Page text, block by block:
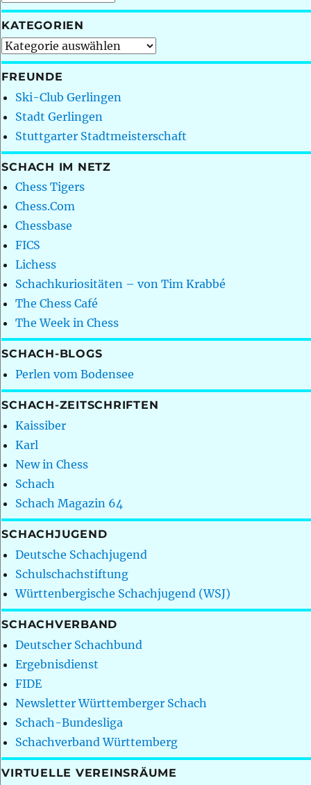
KATEGORIEN
Kategorien
FREUNDE
Ski-Club Gerlingen
Stadt Gerlingen
Stuttgarter Stadtmeisterschaft
SCHACH IM NETZ
Chess Tigers
Chess.Com
Chessbase
FICS
Lichess
Schachkuriositäten – von Tim Krabbé
The Chess Café
The Week in Chess
SCHACH-BLOGS
Perlen vom Bodensee
SCHACH-ZEITSCHRIFTEN
Kaissiber
Karl
New in Chess
Schach
Schach Magazin 64
SCHACHJUGEND
Deutsche Schachjugend
Schulschachstiftung
Württenbergische Schachjugend (WSJ)
SCHACHVERBAND
Deutscher Schachbund
Ergebnisdienst
FIDE
Newsletter Württemberger Schach
Schach-Bundesliga
Schachverband Württemberg
VIRTUELLE VEREINSRÄUME